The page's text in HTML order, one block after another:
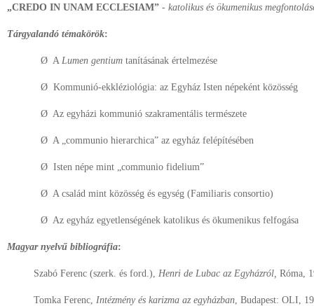
„CREDO IN UNAM ECCLESIAM” - katolikus és ökumenikus
Tárgyalandó témakörök:
Ø A Lumen gentium tanításának értelmezése
Ø Kommunió-ekkléziológia: az Egyház Isten népeként közösség
Ø Az egyházi kommunió szakramentális természete
Ø A „communio hierarchica” az egyház felépítésében
Ø Isten népe mint „communio fidelium”
Ø A család mint közösség és egység (Familiaris consortio)
Ø Az egyház egyetlenségének katolikus és ökumenikus felfogása
Magyar nyelvű bibliográfia:
Szabó Ferenc (szerk. és ford.), Henri de Lubac az Egyházról, Róma,
Tomka Ferenc, Intézmény és karizma az egyházban, Budapest: OLI,